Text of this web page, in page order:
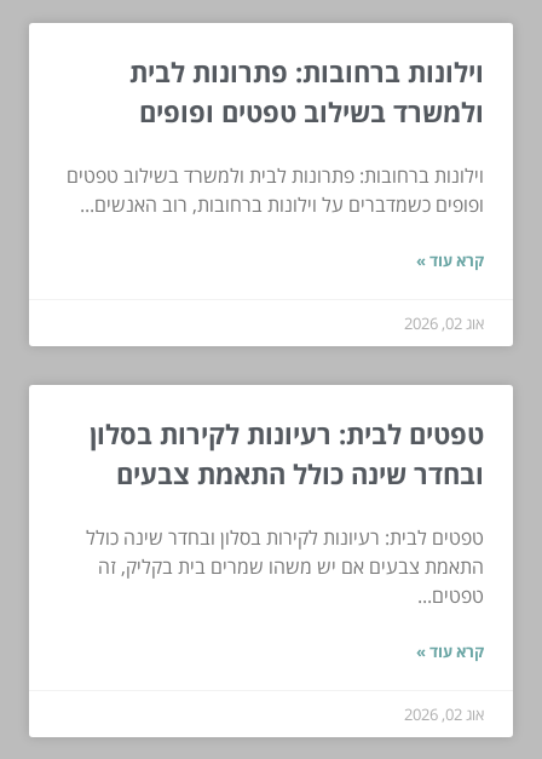
וילונות ברחובות: פתרונות לבית
ולמשרד בשילוב טפטים ופופים
וילונות ברחובות: פתרונות לבית ולמשרד בשילוב טפטים
ופופים כשמדברים על וילונות ברחובות, רוב האנשים...
קרא עוד »
אוג 02, 2026
טפטים לבית: רעיונות לקירות בסלון
ובחדר שינה כולל התאמת צבעים
טפטים לבית: רעיונות לקירות בסלון ובחדר שינה כולל
התאמת צבעים אם יש משהו שמרים בית בקליק, זה
טפטים...
קרא עוד »
אוג 02, 2026